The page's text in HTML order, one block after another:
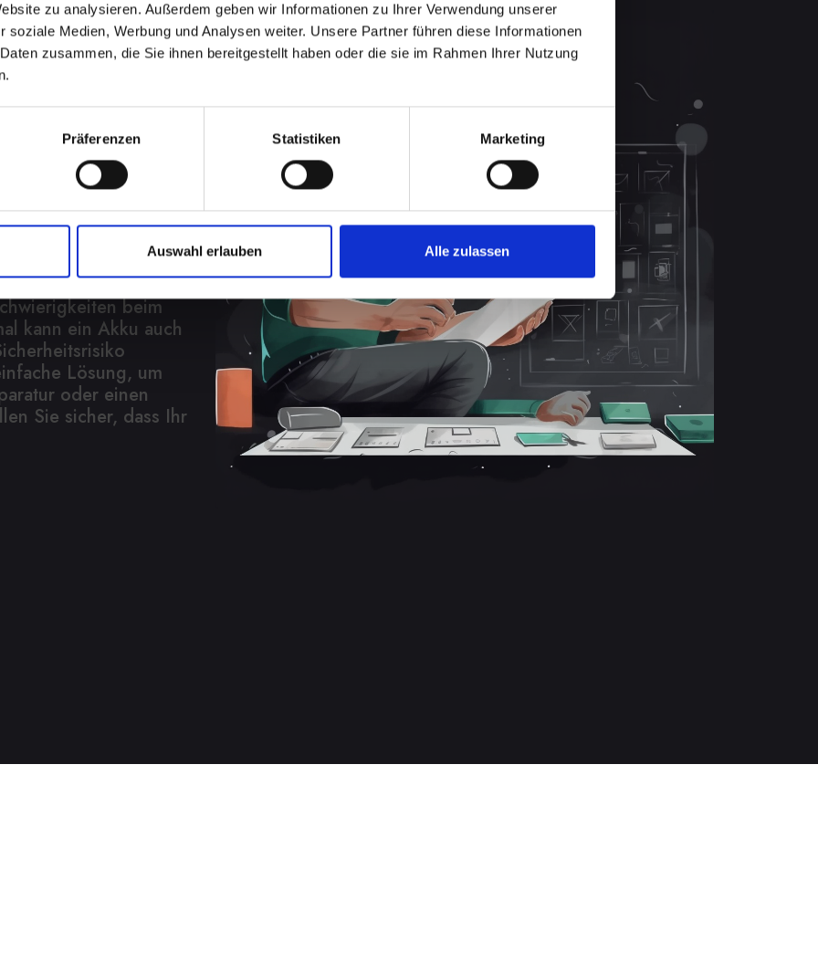
zu analysieren. Außerdem geben wir Informationen zu Ihrer Verwendung unserer
soziale Medien, Werbung und Analysen weiter. Unsere Partner führen diese Informationen
zusammen, die Sie ihnen bereitgestellt haben oder die sie im Rahmen Ihrer Nutzung
Präferenzen Statistiken Marketing
Auswahl erlauben Alle zulassen
bei
12-MINI
Sie
IPHONE-12-
wenn
müssen. Von
beim
kann ein Akku auch
Lösung, um
oder einen
Sie sicher, dass Ihr